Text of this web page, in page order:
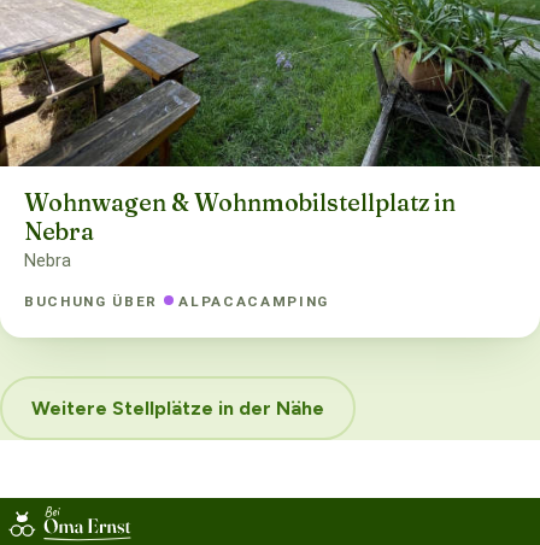
Wohnwagen & Wohnmobilstellplatz in
Nebra
Nebra
BUCHUNG ÜBER ALPACACAMPING
Weitere Stellplätze in der Nähe